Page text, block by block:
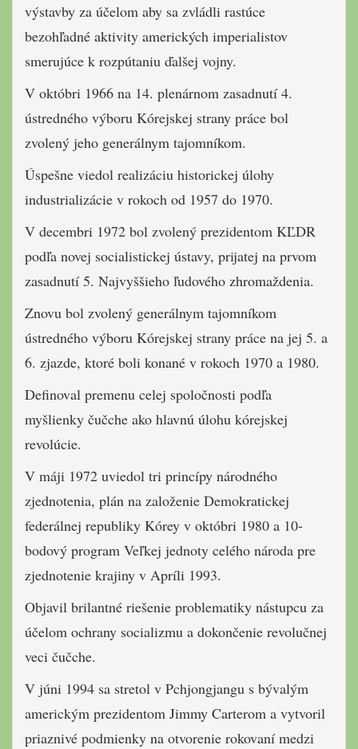
výstavby za účelom aby sa zvládli rastúce
bezohľadné aktivity amerických imperialistov
smerujúce k rozpútaniu ďalšej vojny.
V októbri 1966 na 14. plenárnom zasadnutí 4.
ústredného výboru Kórejskej strany práce bol
zvolený jeho generálnym tajomníkom.
Úspešne viedol realizáciu historickej úlohy
industrializácie v rokoch od 1957 do 1970.
V decembri 1972 bol zvolený prezidentom KĽDR
podľa novej socialistickej ústavy, prijatej na prvom
zasadnutí 5. Najvyššieho ľudového zhromaždenia.
Znovu bol zvolený generálnym tajomníkom
ústredného výboru Kórejskej strany práce na jej 5. a
6. zjazde, ktoré boli konané v rokoch 1970 a 1980.
Definoval premenu celej spoločnosti podľa
myšlienky čučche ako hlavnú úlohu kórejskej
revolúcie.
V máji 1972 uviedol tri princípy národného
zjednotenia, plán na založenie Demokratickej
federálnej republiky Kórey v októbri 1980 a 10-
bodový program Veľkej jednoty celého národa pre
zjednotenie krajiny v Apríli 1993.
Objavil brilantné riešenie problematiky nástupcu za
účelom ochrany socializmu a dokončenie revolučnej
veci čučche.
V júni 1994 sa stretol v Pchjongjangu s bývalým
americkým prezidentom Jimmy Carterom a vytvoril
priaznivé podmienky na otvorenie rokovaní medzi